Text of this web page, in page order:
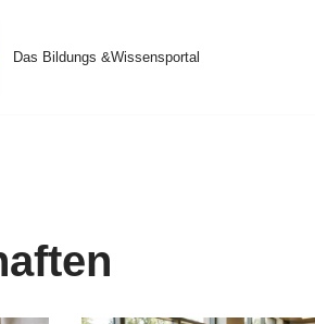
Das Bildungs &Wissensportal